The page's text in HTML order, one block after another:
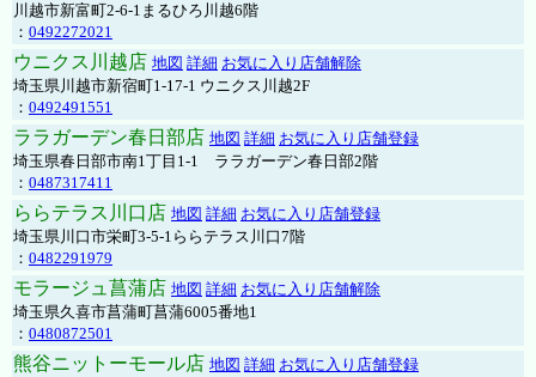
川越市新富町2-6-1まるひろ川越6階
： 0492272021
ウニクス川越店 地図 詳細 お気に入り店舗解除
埼玉県川越市新宿町1-17-1 ウニクス川越2F
： 0492491551
ララガーデン春日部店 地図 詳細 お気に入り店舗登録
埼玉県春日部市南1丁目1-1 ララガーデン春日部2階
： 0487317411
ららテラス川口店 地図 詳細 お気に入り店舗登録
埼玉県川口市栄町3-5-1ららテラス川口7階
： 0482291979
モラージュ菖蒲店 地図 詳細 お気に入り店舗解除
埼玉県久喜市菖蒲町菖蒲6005番地1
： 0480872501
熊谷ニットーモール店 地図 詳細 お気に入り店舗登録